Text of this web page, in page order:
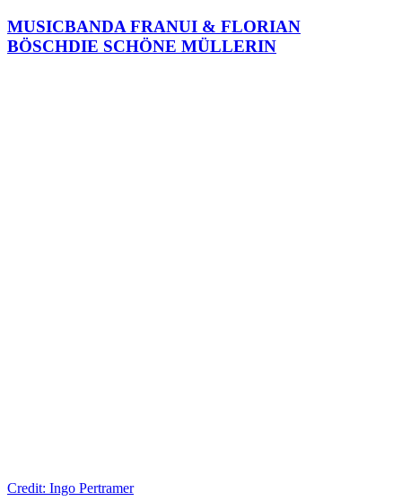
MUSICBANDA FRANUI & FLORIAN
BÖSCHDIE SCHÖNE MÜLLERIN
Credit: Ingo Pertramer